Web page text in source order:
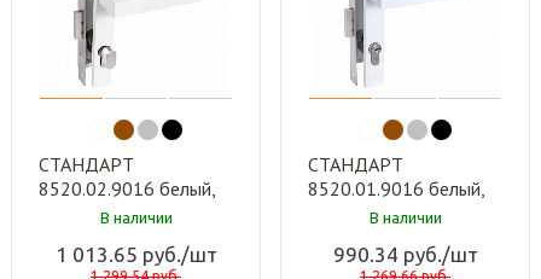
СТАНДАРТ
8520.02.9016 белый,
ключ-вертушка Замок
В наличии
1 013.65 руб. /шт
1 299.54руб.
СТАНДАРТ
8520.01.9016 белый,
ключ-ключ Замок
В наличии
990.34 руб. /шт
1 269.66руб.